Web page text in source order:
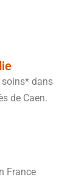
dans
de Caen.
France